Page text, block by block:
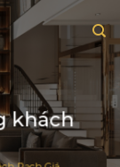
khách